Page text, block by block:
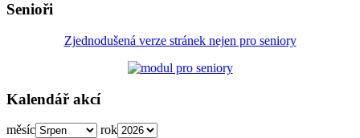
Senioři
Zjednodušená verze stránek nejen pro seniory
Kalendář akcí
měsíc rok